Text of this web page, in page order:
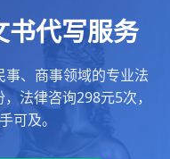
书代写服务
、商事领域的专业法
法律咨询298元5次，
可及。